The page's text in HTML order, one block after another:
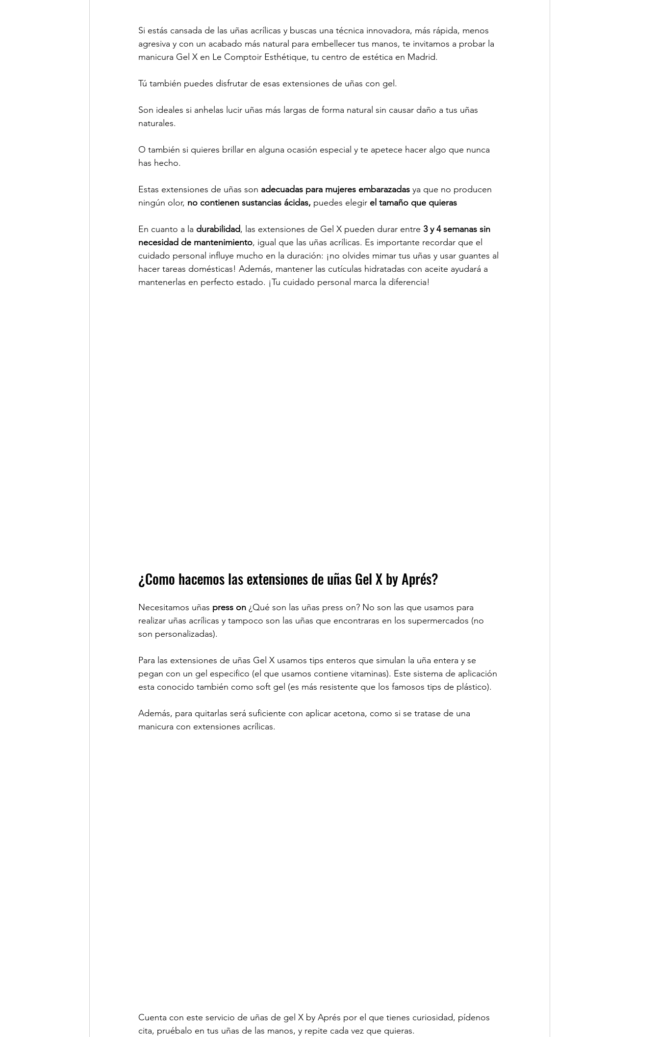
Si estás cansada de las uñas acrílicas y buscas una técnica innovadora, más rápida, menos
agresiva y con un acabado más natural para embellecer tus manos, te invitamos a probar la
manicura Gel X en Le Comptoir Esthétique, tu centro de estética en Madrid.
Tú también puedes disfrutar de esas extensiones de uñas con gel.
Son ideales si anhelas lucir uñas más largas de forma natural sin causar daño a tus uñas
naturales.
O también si quieres brillar en alguna ocasión especial y te apetece hacer algo que nunca
has hecho.
Estas extensiones de uñas son adecuadas para mujeres embarazadas ya que no producen
ningún olor, no contienen sustancias ácidas, puedes elegir el tamaño que quieras
En cuanto a la durabilidad, las extensiones de Gel X pueden durar entre 3 y 4 semanas sin
necesidad de mantenimiento, igual que las uñas acrílicas. Es importante recordar que el
cuidado personal influye mucho en la duración: ¡no olvides mimar tus uñas y usar guantes al
hacer tareas domésticas! Además, mantener las cutículas hidratadas con aceite ayudará a
mantenerlas en perfecto estado. ¡Tu cuidado personal marca la diferencia!
¿Como hacemos las extensiones de uñas Gel X by Aprés?
Necesitamos uñas press on ¿Qué son las uñas press on? No son las que usamos para
realizar uñas acrílicas y tampoco son las uñas que encontraras en los supermercados (no
son personalizadas).
Para las extensiones de uñas Gel X usamos tips enteros que simulan la uña entera y se
pegan con un gel especifico (el que usamos contiene vitaminas). Este sistema de aplicación
esta conocido también como soft gel (es más resistente que los famosos tips de plástico).
Además, para quitarlas será suficiente con aplicar acetona, como si se tratase de una
manicura con extensiones acrílicas.
Cuenta con este servicio de uñas de gel X by Aprés por el que tienes curiosidad, pídenos
cita, pruébalo en tus uñas de las manos, y repite cada vez que quieras.